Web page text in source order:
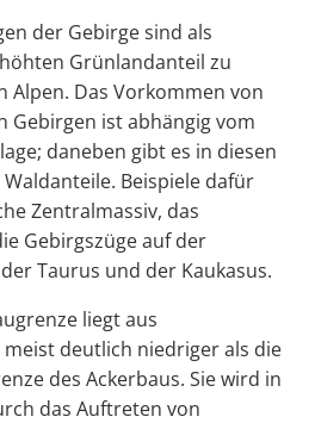
der Gebirge sind als
Grünlandanteil zu
Alpen. Das Vorkommen von
Gebirgen ist abhängig vom
daneben gibt es in diesen
Beispiele dafür
Zentralmassiv, das
Gebirgszüge auf der
Taurus und der Kaukasus.
liegt aus
deutlich niedriger als die
des Ackerbaus. Sie wird in
das Auftreten von